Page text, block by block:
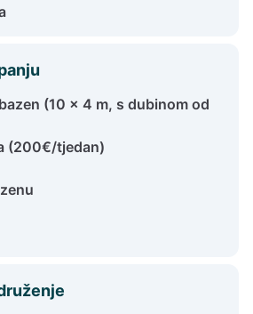
(10 x 4 m, s dubinom od
(200€/tjedan)